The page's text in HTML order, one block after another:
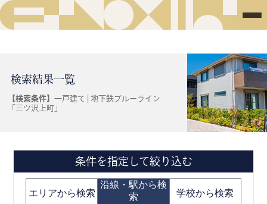
検索結果一覧
【検索条件】 一戸建て | 地下鉄ブルーライン
「三ツ沢上町」
条件を指定して絞り込む
エリアから検索
沿線・駅から検
索
学校から検索